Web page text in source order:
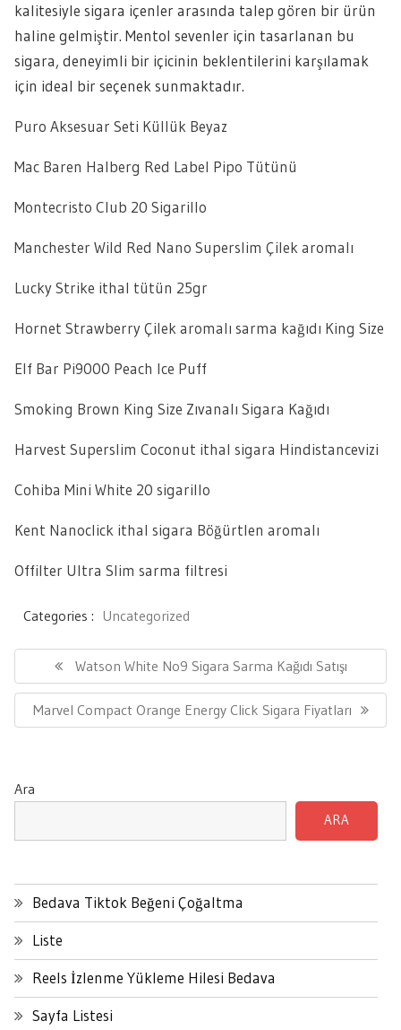
kalitesiyle sigara içenler arasında talep gören bir ürün
haline gelmiştir. Mentol sevenler için tasarlanan bu
sigara, deneyimli bir içicinin beklentilerini karşılamak
için ideal bir seçenek sunmaktadır.
Puro Aksesuar Seti Küllük Beyaz
Mac Baren Halberg Red Label Pipo Tütünü
Montecristo Club 20 Sigarillo
Manchester Wild Red Nano Superslim Çilek aromalı
Lucky Strike ithal tütün 25gr
Hornet Strawberry Çilek aromalı sarma kağıdı King Size
Elf Bar Pi9000 Peach Ice Puff
Smoking Brown King Size Zıvanalı Sigara Kağıdı
Harvest Superslim Coconut ithal sigara Hindistancevizi
Cohiba Mini White 20 sigarillo
Kent Nanoclick ithal sigara Böğürtlen aromalı
Offilter Ultra Slim sarma filtresi
Categories : Uncategorized
gezinmesiPrevious
Post:
Watson White No9 Sigara Sarma Kağıdı Satışı
Next
Post:
Marvel Compact Orange Energy Click Sigara Fiyatları
Ara
ARA
Bedava Tiktok Beğeni Çoğaltma
Liste
Reels İzlenme Yükleme Hilesi Bedava
Sayfa Listesi